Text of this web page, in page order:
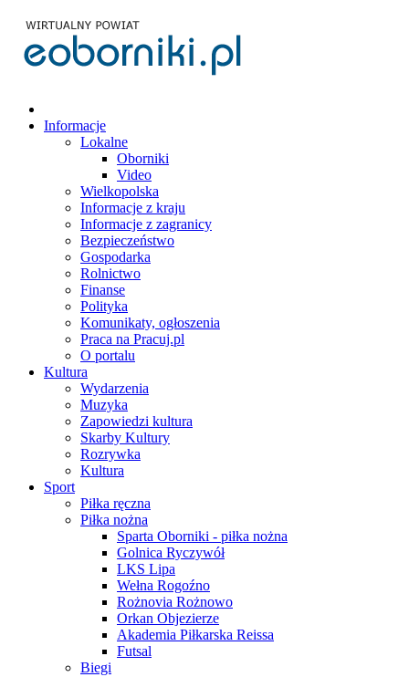
Informacje
Lokalne
Oborniki
Video
Wielkopolska
Informacje z kraju
Informacje z zagranicy
Bezpieczeństwo
Gospodarka
Rolnictwo
Finanse
Polityka
Komunikaty, ogłoszenia
Praca na Pracuj.pl
O portalu
Kultura
Wydarzenia
Muzyka
Zapowiedzi kultura
Skarby Kultury
Rozrywka
Kultura
Sport
Piłka ręczna
Piłka nożna
Sparta Oborniki - piłka nożna
Golnica Ryczywół
LKS Lipa
Wełna Rogoźno
Rożnovia Rożnowo
Orkan Objezierze
Akademia Piłkarska Reissa
Futsal
Biegi